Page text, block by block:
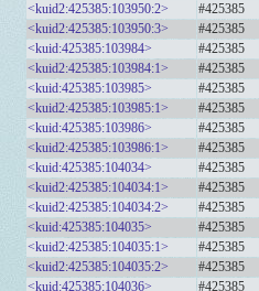
<kuid2:425385:103950:2>
#425385
<kuid2:425385:103950:3>
#425385
<kuid:425385:103984>
#425385
<kuid2:425385:103984:1>
#425385
<kuid:425385:103985>
#425385
<kuid2:425385:103985:1>
#425385
<kuid:425385:103986>
#425385
<kuid2:425385:103986:1>
#425385
<kuid:425385:104034>
#425385
<kuid2:425385:104034:1>
#425385
<kuid2:425385:104034:2>
#425385
<kuid:425385:104035>
#425385
<kuid2:425385:104035:1>
#425385
<kuid2:425385:104035:2>
#425385
<kuid:425385:104036>
#425385